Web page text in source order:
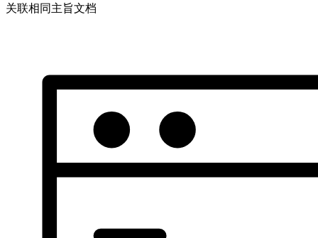
关联相同主旨文档